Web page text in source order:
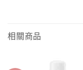
相關商品